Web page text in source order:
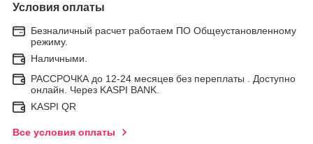
Условия оплаты
Безналичный расчет работаем ПО Общеустановленному
режиму.
Наличными.
РАССРОЧКА до 12-24 месяцев без переплаты . Доступно
онлайн. Через KASPI BANK.
KASPI QR
Все условия оплаты